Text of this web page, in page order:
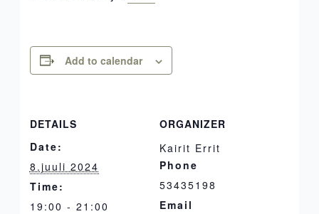
Add to calendar
DETAILS
Date:
8.juuli 2024
Time:
19:00 - 21:00
ORGANIZER
Kairit Errit
Phone
53435198
Email